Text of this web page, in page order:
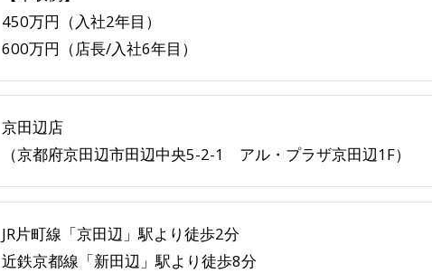
450万円（入社2年目）
600万円（店長/入社6年目）
京田辺店
（京都府京田辺市田辺中央5-2-1 アル・プラザ京田辺1F）
JR片町線「京田辺」駅より徒歩2分
近鉄京都線「新田辺」駅より徒歩8分